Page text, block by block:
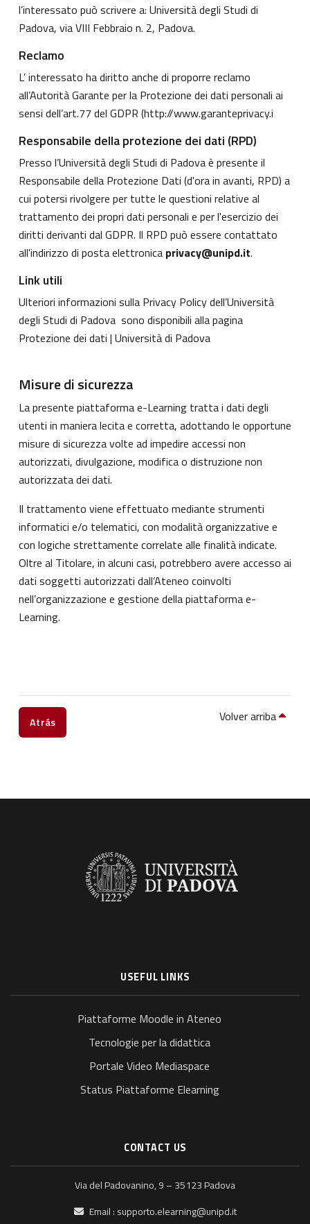
l’interessato può scrivere a: Università degli Studi di
Padova, via VIII Febbraio n. 2, Padova.
Reclamo
L’ interessato ha diritto anche di proporre reclamo
all’Autorità Garante per la Protezione dei dati personali ai
sensi dell’art.77 del GDPR (http://www.garanteprivacy.i
Responsabile della protezione dei dati (RPD)
Presso l’Università degli Studi di Padova è presente il
Responsabile della Protezione Dati (d'ora in avanti, RPD) a
cui potersi rivolgere per tutte le questioni relative al
trattamento dei propri dati personali e per l'esercizio dei
diritti derivanti dal GDPR. Il RPD può essere contattato
all'indirizzo di posta elettronica privacy@unipd.it.
Link utili
Ulteriori informazioni sulla Privacy Policy dell’Università
degli Studi di Padova sono disponibili alla pagina
Protezione dei dati | Università di Padova
Misure di sicurezza
La presente piattaforma e-Learning tratta i dati degli
utenti in maniera lecita e corretta, adottando le opportune
misure di sicurezza volte ad impedire accessi non
autorizzati, divulgazione, modifica o distruzione non
autorizzata dei dati.
Il trattamento viene effettuato mediante strumenti
informatici e/o telematici, con modalità organizzative e
con logiche strettamente correlate alle finalità indicate.
Oltre al Titolare, in alcuni casi, potrebbero avere accesso ai
dati soggetti autorizzati dall’Ateneo coinvolti
nell’organizzazione e gestione della piattaforma e-
Learning.
Atrás Volver arriba
USEFUL LINKS
Piattaforme Moodle in Ateneo
Tecnologie per la didattica
Portale Video Mediaspace
Status Piattaforme Elearning
CONTACT US
Via del Padovanino, 9 – 35123 Padova
Email : supporto.elearning@unipd.it